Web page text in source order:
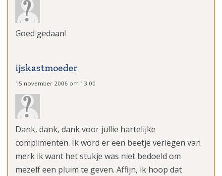
Goed gedaan!
ijskastmoeder
15 november 2006 om 13:00
Dank, dank, dank voor jullie hartelijke
complimenten. Ik word er een beetje verlegen van
merk ik want het stukje was niet bedoeld om
mezelf een pluim te geven. Affijn, ik hoop dat